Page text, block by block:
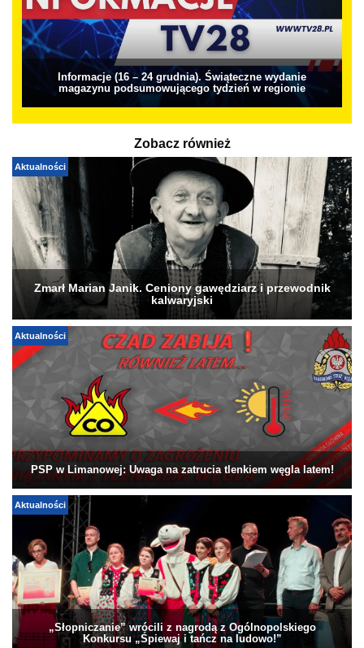
Informacje (16 – 24 grudnia). Świąteczne wydanie
magazynu podsumowującego tydzień w regionie
Zobacz również
Aktualności
Zmarł Marian Janik. Ceniony gawędziarz i przewodnik
kalwaryjski
Aktualności
PSP w Limanowej: Uwaga na zatrucia tlenkiem węgla latem!
Aktualności
„Słopniczanie” wrócili z nagrodą z Ogólnopolskiego
Konkursu „Śpiewaj i tańcz na ludowo!”